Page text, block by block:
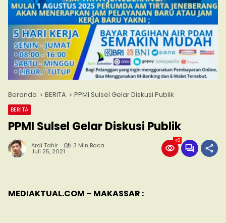
Beranda BERITA PPMI Sulsel Gelar Diskusi Publik
BERITA
PPMI Sulsel Gelar Diskusi Publik
Ardi Tahir 3 Min Baca
Juli 25, 2021
48
MEDIAKTUAL.COM – MAKASSAR :